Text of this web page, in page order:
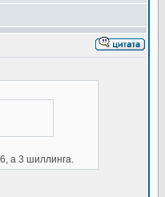
а 3 шиллинга.